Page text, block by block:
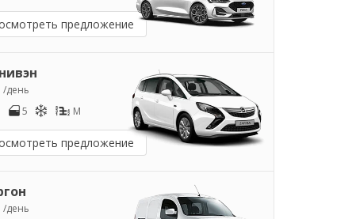
предложение
/день
5 M
предложение
/день